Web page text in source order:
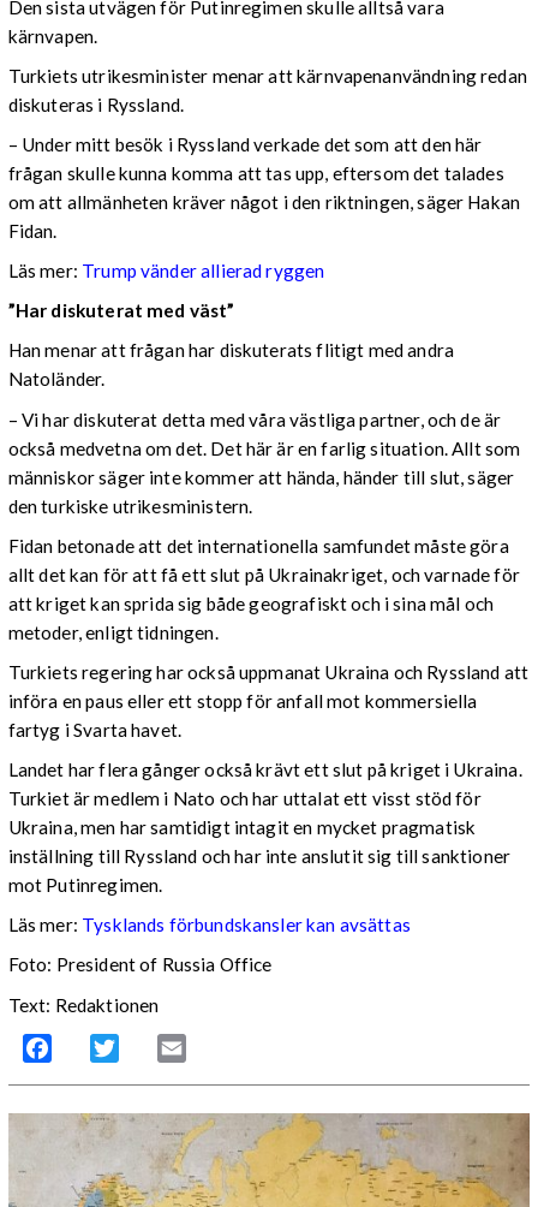
Den sista utvägen för Putinregimen skulle alltså vara
kärnvapen.
Turkiets utrikesminister menar att kärnvapenanvändning redan
diskuteras i Ryssland.
– Under mitt besök i Ryssland verkade det som att den här
frågan skulle kunna komma att tas upp, eftersom det talades
om att allmänheten kräver något i den riktningen, säger Hakan
Fidan.
Läs mer: Trump vänder allierad ryggen
”Har diskuterat med väst”
Han menar att frågan har diskuterats flitigt med andra
Natoländer.
– Vi har diskuterat detta med våra västliga partner, och de är
också medvetna om det. Det här är en farlig situation. Allt som
människor säger inte kommer att hända, händer till slut, säger
den turkiske utrikesministern.
Fidan betonade att det internationella samfundet måste göra
allt det kan för att få ett slut på Ukrainakriget, och varnade för
att kriget kan sprida sig både geografiskt och i sina mål och
metoder, enligt tidningen.
Turkiets regering har också uppmanat Ukraina och Ryssland att
införa en paus eller ett stopp för anfall mot kommersiella
fartyg i Svarta havet.
Landet har flera gånger också krävt ett slut på kriget i Ukraina.
Turkiet är medlem i Nato och har uttalat ett visst stöd för
Ukraina, men har samtidigt intagit en mycket pragmatisk
inställning till Ryssland och har inte anslutit sig till sanktioner
mot Putinregimen.
Läs mer: Tysklands förbundskansler kan avsättas
Foto: President of Russia Office
Text: Redaktionen
Facebook Twitter